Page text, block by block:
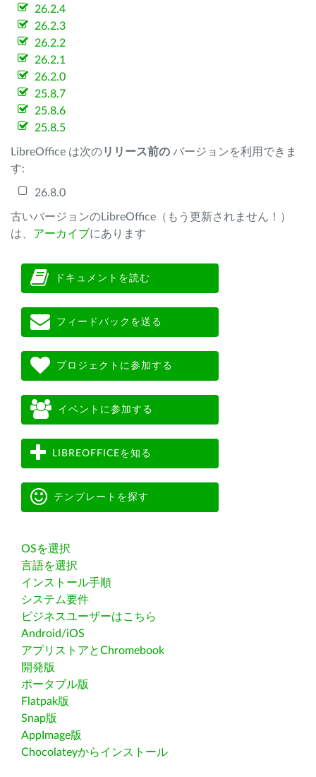
26.2.4
26.2.3
26.2.2
26.2.1
26.2.0
25.8.7
25.8.6
25.8.5
LibreOffice は次のリリース前の バージョンを利用できま
す:
26.8.0
古いバージョンのLibreOffice（もう更新されません！）
は、 アーカイブにあります
ドキュメントを読む
フィードバックを送る
プロジェクトに参加する
イベントに参加する
LIBREOFFICEを知る
テンプレートを探す
OSを選択
言語を選択
インストール手順
システム要件
ビジネスユーザーはこちら
Android/iOS
アプリストアとChromebook
開発版
ポータブル版
Flatpak版
Snap版
AppImage版
Chocolateyからインストール